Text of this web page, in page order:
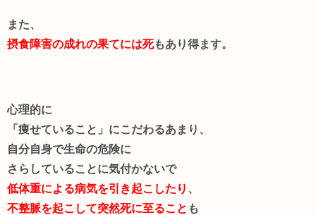
また、
摂食障害の成れの果てには死もあり得ます。
心理的に
「痩せていること」にこだわるあまり、
自分自身で生命の危険に
さらしていることに気付かないで
低体重による病気を引き起こしたり 、
不整脈を起こして突然死に至ること も